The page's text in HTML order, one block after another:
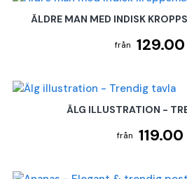
ÄLDRE MAN MED INDISK
ÄLG ILLUSTRATION -